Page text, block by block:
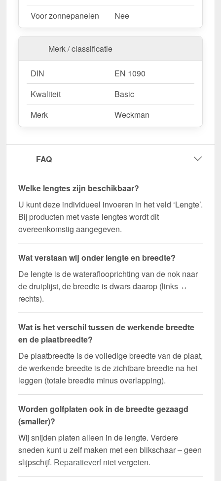
Voor zonnepanelen
Nee
Merk / classificatie
DIN
EN 1090
Kwaliteit
Basic
Merk
Weckman
FAQ
Welke lengtes zijn beschikbaar?
U kunt deze individueel invoeren in het veld ‘Lengte’.
Bij producten met vaste lengtes wordt dit
overeenkomstig aangegeven.
Wat verstaan wij onder lengte en breedte?
De lengte is de wateraflooprichting van de nok naar
de druiplijst, de breedte is dwars daarop (links ↔
rechts).
Wat is het verschil tussen de werkende breedte
en de plaatbreedte?
De plaatbreedte is de volledige breedte van de plaat,
de werkende breedte is de zichtbare breedte na het
leggen (totale breedte minus overlapping).
Worden golfplaten ook in de breedte gezaagd
(smaller)?
Wij snijden platen alleen in de lengte. Verdere
sneden kunt u zelf maken met een blikschaar – geen
slijpschijf. Reparatieverf niet vergeten.